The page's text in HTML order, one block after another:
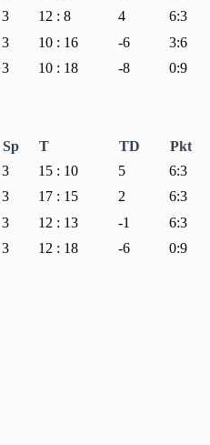
3 12 : 8 4
6:3
3 10 : 16 -6
3:6
3 10 : 18 -8 0:9
Sp T TD
Pkt
3 15 : 10 5
6:3
3 17 : 15 2
6:3
3 12 : 13 -1
6:3
3 12 : 18 -6 0:9